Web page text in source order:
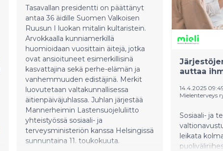
lunastaa
lupauksensa
sektoreilla.
Tasavallan presidentti on päättänyt
antaa 36 äidille Suomen Valkoisen
Ruusun I luokan mitalin kultaristein.
Arvokkaalla kunniamerkillä
huomioidaan vuosittain äitejä, jotka
ovat ansioituneet esimerkillisinä
kasvattajina sekä perhe-elämän ja
vanhemmuuden edistäjinä. Merkit
luovutetaan valtakunnallisessa
äitienpäiväjuhlassa. Juhlan järjestää
Mannerheimin Lastensuojeluliitto
yhteistyössä sosiaali- ja
terveysministeriön kanssa Helsingissä
sunnuntaina 11. toukokuuta.
auttaa
14.4.2025
Mielenterveys
Sosiaali- ja
leikata